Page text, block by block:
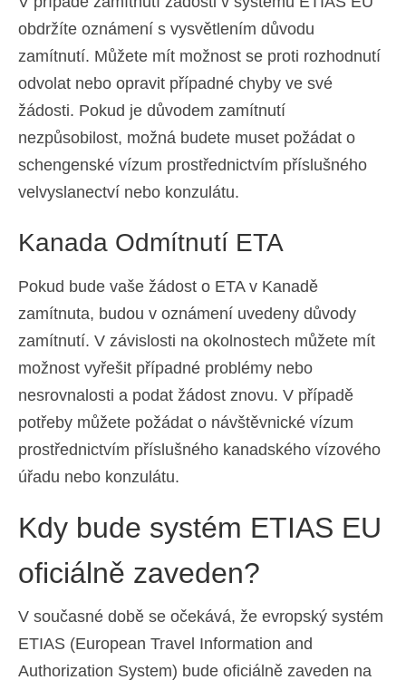
obdržíte oznámení s vysvětlením důvodu
zamítnutí. Můžete mít možnost se proti rozhodnutí
odvolat nebo opravit případné chyby ve své
žádosti. Pokud je důvodem zamítnutí
nezpůsobilost, možná budete muset požádat o
schengenské vízum prostřednictvím příslušného
velvyslanectví nebo konzulátu.
Kanada Odmítnutí ETA
Pokud bude vaše žádost o ETA v Kanadě
zamítnuta, budou v oznámení uvedeny důvody
zamítnutí. V závislosti na okolnostech můžete mít
možnost vyřešit případné problémy nebo
nesrovnalosti a podat žádost znovu. V případě
potřeby můžete požádat o návštěvnické vízum
prostřednictvím příslušného kanadského vízového
úřadu nebo konzulátu.
Kdy bude systém ETIAS EU
oficiálně zaveden?
V současné době se očekává, že evropský systém
ETIAS (European Travel Information and
Authorization System) bude oficiálně zaveden na